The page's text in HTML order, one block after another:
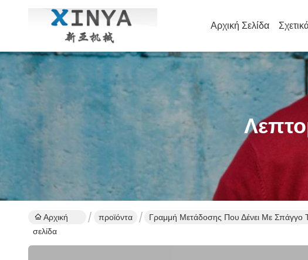
Αρχική Σελίδα
Αρχική
σελίδα
προϊόντα Γραμμή Μετάδοσης Που Δένει Με Σπάγγο